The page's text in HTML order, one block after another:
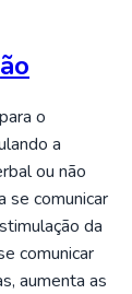
o
a
ou não
se comunicar
da
comunicar
aumenta as